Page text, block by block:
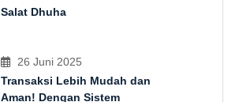
Salat Dhuha
26 Juni 2025
Transaksi Lebih Mudah dan
Aman! Dengan Sistem